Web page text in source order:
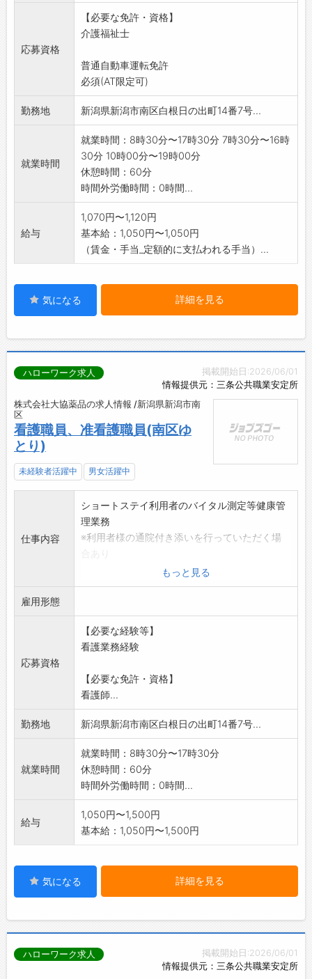
介助し、清潔を保つ等細かいケアをしていただ
きます。
変更範囲:会社の定める業務
応募資格
【必要な免許・資格】
介護福祉士
普通自動車運転免許
必須(AT限定可)
勤務地 新潟県新潟市南区白根日の出町14番7号...
就業時間
就業時間：8時30分〜17時30分 7時30分〜16時
30分 10時00分〜19時00分
休憩時間：60分
時間外労働時間：0時間...
給与
1,070円〜1,120円
基本給：1,050円〜1,050円
（賃金・手当_定額的に支払われる手当）...
気になる 詳細を見る
掲載開始日:2026/06/01
情報提供元：三条公共職業安定所
ハローワーク求人
株式会社大協薬品の求人情報 /新潟県新潟市南
区
看護職員、准看護職員(南区ゆ
とり)
未経験者活躍中 男女活躍中
仕事内容
ショートステイ利用者のバイタル測定等健康管
理業務
※利用者様の通院付き添いを行っていただく場
変更範囲:会社の定める業務
副業禁止
もっと見る
雇用形態
応募資格
【必要な経験等】
看護業務経験
【必要な免許・資格】
看護師...
勤務地 新潟県新潟市南区白根日の出町14番7号...
就業時間
就業時間：8時30分〜17時30分
休憩時間：60分
時間外労働時間：0時間...
給与
1,050円〜1,500円
基本給：1,050円〜1,500円
気になる 詳細を見る
掲載開始日:2026/06/01
情報提供元：三条公共職業安定所
ハローワーク求人